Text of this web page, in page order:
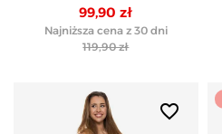
damskie z wysokim
stanem - CZARNY
99,90 zł
Najniższa cena z 30 dni
119,90 zł
favorite_border